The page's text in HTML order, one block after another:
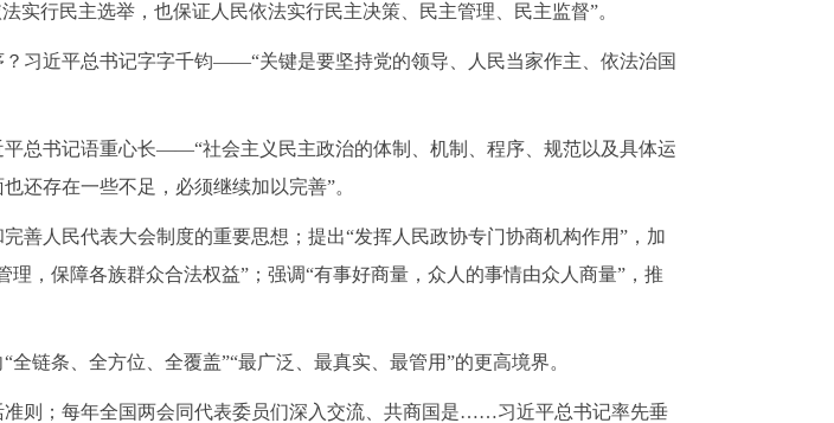
实行民主选举，也保证人民依法实行民主决策、民主管理、民主监督”。
习近平总书记字字千钧——“关键是要坚持党的领导、人民当家作主、依法治国
总书记语重心长——“社会主义民主政治的体制、机制、程序、规范以及具体运
还存在一些不足，必须继续加以完善”。
善人民代表大会制度的重要思想；提出“发挥人民政协专门协商机构作用”，加
，保障各族群众合法权益”；强调“有事好商量，众人的事情由众人商量”，推
“全链条、全方位、全覆盖”“最广泛、最真实、最管用”的更高境界。
则；每年全国两会同代表委员们深入交流、共商国是……习近平总书记率先垂